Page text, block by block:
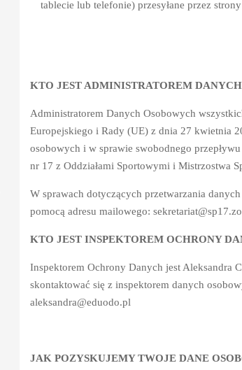
tablecie lub telefonie) przesyłane przez
KTO JEST ADMINISTRATOREM
Administratorem Danych Osobowych
Europejskiego i Rady (UE) z dnia 27 kwietnia
osobowych i w sprawie swobodnego
nr 17 z Oddziałami Sportowymi i Mistrzostwa
W sprawach dotyczących przetwarzania
pomocą adresu mailowego:
KTO JEST INSPEKTOREM OCHRONY
Inspektorem Ochrony Danych jest Aleksandra
skontaktować się z inspektorem danych
aleksandra@eduodo.pl
JAK POZYSKUJEMY TWOJE DANE